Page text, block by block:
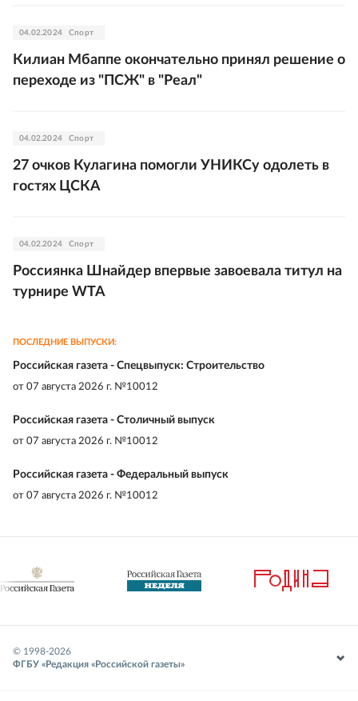
04.02.2024 Спорт
Килиан Мбаппе окончательно принял решение о
переходе из "ПСЖ" в "Реал"
04.02.2024 Спорт
27 очков Кулагина помогли УНИКСу одолеть в
гостях ЦСКА
04.02.2024 Спорт
Россиянка Шнайдер впервые завоевала титул на
турнире WTA
ПОСЛЕДНИЕ ВЫПУСКИ:
Российская газета - Спецвыпуск: Строительство
от 07 августа 2026 г. №10012
Российская газета - Столичный выпуск
от 07 августа 2026 г. №10012
Российская газета - Федеральный выпуск
от 07 августа 2026 г. №10012
© 1998-2026
ФГБУ «Редакция «Российской газеты»